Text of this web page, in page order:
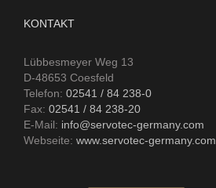
KONTAKT
Lübbesmeyer Weg 13
D-48653 Coesfeld
Telefon: 02541 / 84 238-0
Fax: 02541 / 84 238-20
E-Mail: info@servotec-germany.com
Webseite: www.servotec-germany.com